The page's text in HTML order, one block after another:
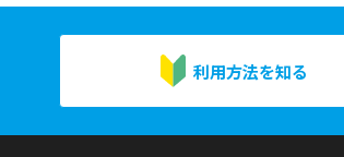
利用方法を知る